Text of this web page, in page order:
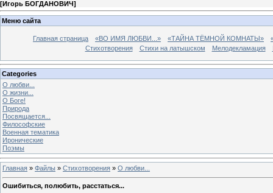
[Игорь БОГДАНОВИЧ]
Меню сайта
Главная страница «ВО ИМЯ ЛЮБВИ...» «ТАЙНА ТЁМНОЙ КОМНАТЫ»
Стихотворения
Стихи на латышском Мелодекламация
Categories
О любви...
О жизни...
О Боге!
Природа
Посвящается...
Философские
Военная тематика
Иронические
Поэмы
Главная » Файлы » Стихотворения » О любви...
Ошибиться, полюбить, расстаться...